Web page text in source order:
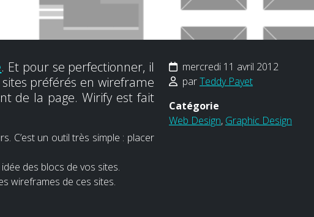
. Et pour se perfectionner, il
préférés en wireframe
de la page. Wirify est fait
C’est un outil très simple : placer
des blocs de vos sites.
wireframes de ces sites.
mercredi 11 avril 2012
parTeddy Payet
Catégorie
Web Design, Graphic Design